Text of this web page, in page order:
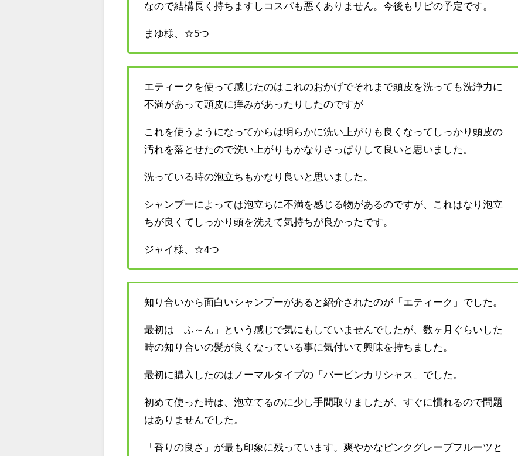
なので結構長く持ちますしコスパも悪くありません。今後もリピの予定です。
まゆ様、☆5つ
エティークを使って感じたのはこれのおかげでそれまで頭皮を洗っても洗浄力に
不満があって頭皮に痒みがあったりしたのですが
これを使うようになってからは明らかに洗い上がりも良くなってしっかり頭皮の
汚れを落とせたので洗い上がりもかなりさっぱりして良いと思いました。
洗っている時の泡立ちもかなり良いと思いました。
シャンプーによっては泡立ちに不満を感じる物があるのですが、これはなり泡立
ちが良くてしっかり頭を洗えて気持ちが良かったです。
ジャイ様、☆4つ
知り合いから面白いシャンプーがあると紹介されたのが「エティーク」でした。
最初は「ふ～ん」という感じで気にもしていませんでしたが、数ヶ月ぐらいした
時の知り合いの髪が良くなっている事に気付いて興味を持ちました。
最初に購入したのはノーマルタイプの「バーピンカリシャス」でした。
初めて使った時は、泡立てるのに少し手間取りましたが、すぐに慣れるので問題
はありませんでした。
「香りの良さ」が最も印象に残っています。爽やかなピンクグレープフルーツと